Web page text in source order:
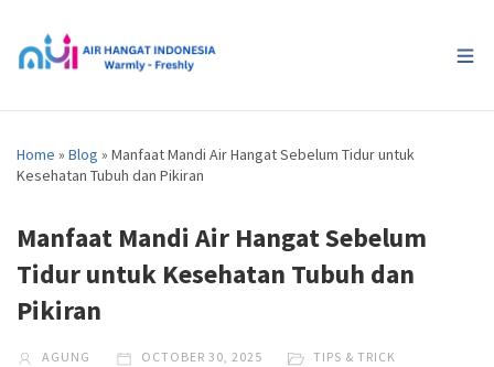
Home » Blog » Manfaat Mandi Air Hangat Sebelum Tidur untuk
Kesehatan Tubuh dan Pikiran
Manfaat Mandi Air Hangat Sebelum
Tidur untuk Kesehatan Tubuh dan
Pikiran
AGUNG OCTOBER 30, 2025 TIPS & TRICK